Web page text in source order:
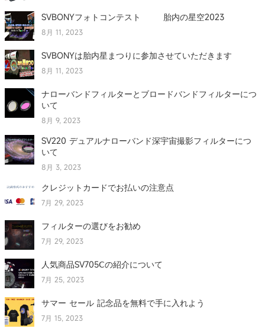
SVBONYフォトコンテスト 胎内の星空2023
8月 11, 2023
SVBONYは胎内星まつりに参加させていただきます
8月 11, 2023
ナローバンドフィルターとブロードバンドフィルターにつ
いて
8月 9, 2023
SV220 デュアルナローバンド深宇宙撮影フィルターにつ
いて
8月 3, 2023
クレジットカードでお払いの注意点
7月 29, 2023
フィルターの選びをお勧め
7月 29, 2023
人気商品SV705Ⅽの紹介について
7月 25, 2023
サマー セール 記念品を無料で手に入れよう
7月 15, 2023